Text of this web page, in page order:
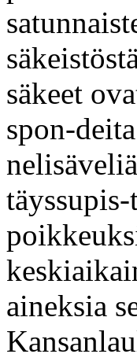
säkeet
spon-
aineksia